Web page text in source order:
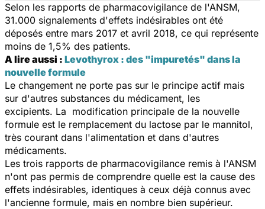
Selon les rapports de pharmacovigilance de l'ANSM,
31.000 signalements d'effets indésirables ont été
déposés entre mars 2017 et avril 2018, ce qui représente
moins de 1,5% des patients.
A lire aussi : Levothyrox : des "impuretés" dans la
nouvelle formule
Le changement ne porte pas sur le principe actif mais
sur d'autres substances du médicament, les
excipients. La modification principale de la nouvelle
formule est le remplacement du lactose par le mannitol,
très courant dans l'alimentation et dans d'autres
médicaments.
Les trois rapports de pharmacovigilance remis à l'ANSM
n'ont pas permis de comprendre quelle est la cause des
effets indésirables, identiques à ceux déjà connus avec
l'ancienne formule, mais en nombre bien supérieur.